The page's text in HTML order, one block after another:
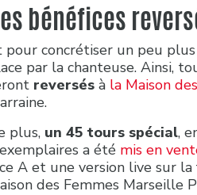
bénéfices
pour concrétiser un peu
par la chanteuse. Ainsi,
reversés à la Maison
plus, un 45 tours spécial,
a été mis en
A et une version live sur la
des Femmes Marseille